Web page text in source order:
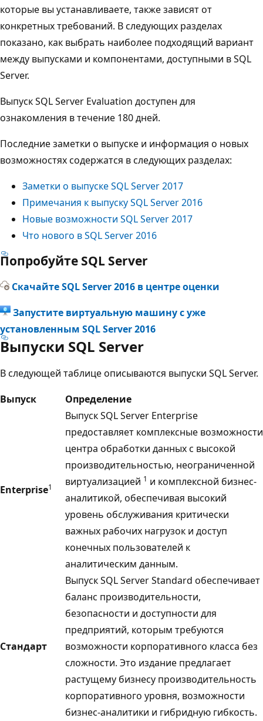
которые вы устанавливаете, также зависят от
конкретных требований. В следующих разделах
показано, как выбрать наиболее подходящий вариант
между выпусками и компонентами, доступными в SQL
Server.
Выпуск SQL Server Evaluation доступен для
ознакомления в течение 180 дней.
Последние заметки о выпуске и информация о новых
возможностях содержатся в следующих разделах:
Заметки о выпуске SQL Server 2017
Примечания к выпуску SQL Server 2016
Новые возможности SQL Server 2017
Что нового в SQL Server 2016
Попробуйте SQL Server
Скачайте SQL Server 2016 в центре оценки
Запустите виртуальную машину с уже
установленным SQL Server 2016
Выпуски SQL Server
В следующей таблице описываются выпуски SQL Server.
Выпуск
Определение
Enterprise1
Выпуск SQL Server Enterprise
предоставляет комплексные возможности
центра обработки данных с высокой
производительностью, неограниченной
виртуализацией 1 и комплексной бизнес-
аналитикой, обеспечивая высокий
уровень обслуживания критически
важных рабочих нагрузок и доступ
конечных пользователей к
аналитическим данным.
Стандарт
Выпуск SQL Server Standard обеспечивает
баланс производительности,
безопасности и доступности для
предприятий, которым требуются
возможности корпоративного класса без
сложности. Это издание предлагает
растущему бизнесу производительность
корпоративного уровня, возможности
бизнес-аналитики и гибридную гибкость.